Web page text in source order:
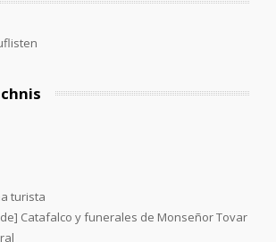
turista
Catafalco y funerales de Monseñor Tovar